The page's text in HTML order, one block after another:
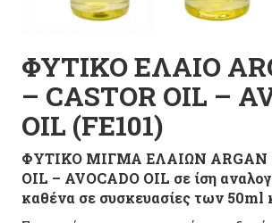
ΦΥΤΙΚΟ ΕΛΑΙΟ
– CASTOR OIL –
OIL (FE101)
ΦΥΤΙΚΟ ΜΙΓΜΑ ΕΛΑΙΩΝ ARGAN
OIL – AVOCADO OIL σε ίση
καθένα σε συσκευασίες των 50ml